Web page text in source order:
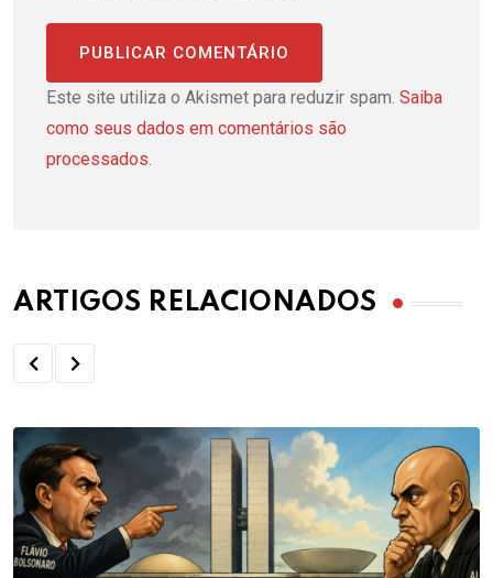
Este site utiliza o Akismet para reduzir spam. Saiba
como seus dados em comentários são
processados.
ARTIGOS RELACIONADOS